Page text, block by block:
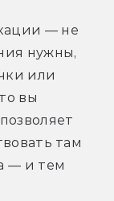
— не
нужны,
или
вы
там
— и тем